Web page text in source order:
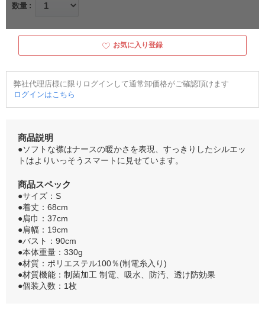
数量
お気に入り登録
弊社代理店様に限りログインして通常卸価格がご確認頂けます
ログインはこちら
商品説明
●ソフトな襟はナースの暖かさを表現、すっきりしたシルエッ
トはよりいっそうスマートに見せています。
商品スペック
●サイズ：S
●着丈：68cm
●肩巾：37cm
●肩幅：19cm
●バスト：90cm
●本体重量：330g
●材質：ポリエステル100％(制電糸入り)
●材質機能：制菌加工 制電、吸水、防汚、透け防効果
●個装入数：1枚